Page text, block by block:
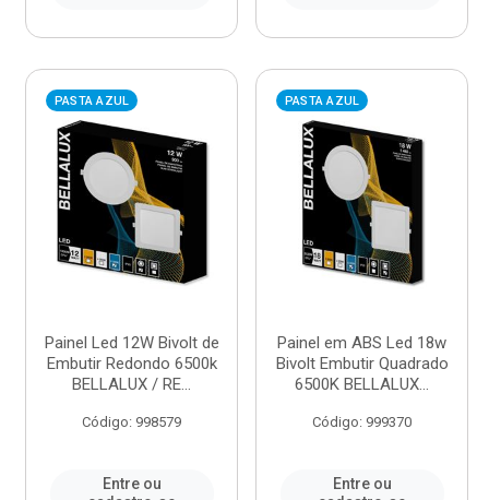
PASTA AZUL
Painel Led 12W Bivolt de
Embutir Redondo 6500k
BELLALUX / RE...
Código: 998579
Entre ou
PASTA AZUL
Painel em ABS Led 18w
Bivolt Embutir Quadrado
6500K BELLALUX...
Código: 999370
Entre ou